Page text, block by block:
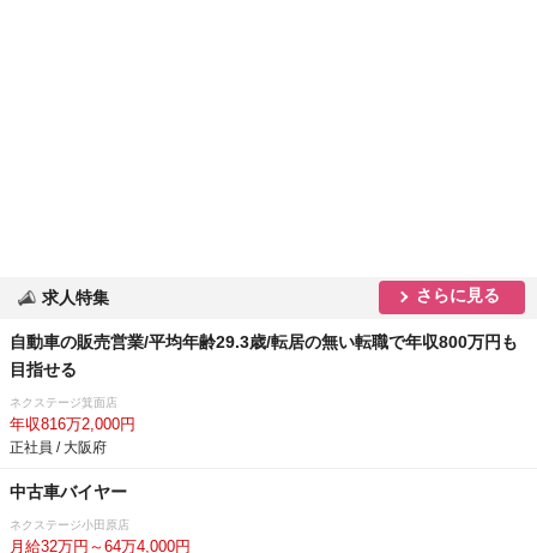
求人特集 さらに見る
自動車の販売営業/平均年齢29.3歳/転居の無い転職で年収800万円も
目指せる
ネクステージ箕面店
年収816万2,000円
正社員 / 大阪府
中古車バイヤー
ネクステージ小田原店
月給32万円～64万4,000円